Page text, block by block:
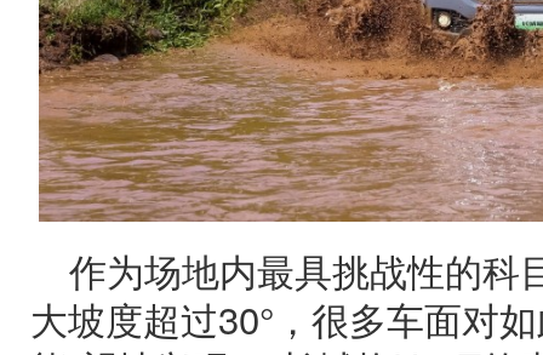
作为场地内最具挑战性的科
大坡度超过30°，很多车面对